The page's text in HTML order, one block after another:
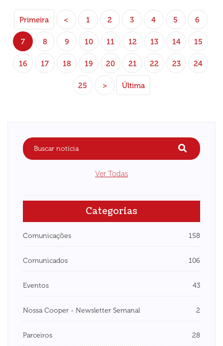
Primeira < 1 2 3 4 5 6
7 8 9 10 11 12 13 14 15
16 17 18 19 20 21 22 23 24
25 > Última
Ver Todas
Categorias
Comunicações 158
Comunicados 106
Eventos 43
Nossa Cooper - Newsletter Semanal 2
Parceiros 28